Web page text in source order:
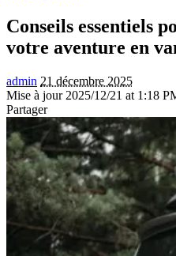
Conseils essentiels
votre aventure en
admin 21 décembre 2025
Mise à jour 2025/12/21 at 1:18
Partager